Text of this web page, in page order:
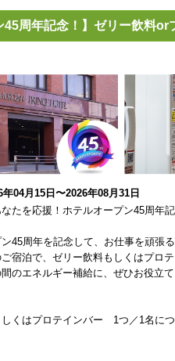
45周年記念！】ゼリー飲料
年04月15日〜2026年08月31日
たを応援！ホテルオープン45周年
45周年を記念して、お仕事を頑張
宿泊で、ゼリー飲料もしくはプロテ
のエネルギー補給に、ぜひお役立て
くはプロテインバー 1つ／1名につ